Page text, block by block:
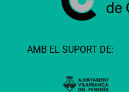
AMB EL SUPORT DE: